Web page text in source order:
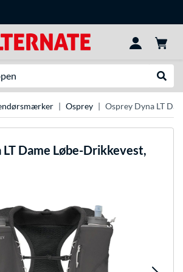
Osprey Osprey Dyna LT
LT Dame Løbe-Drikkevest,